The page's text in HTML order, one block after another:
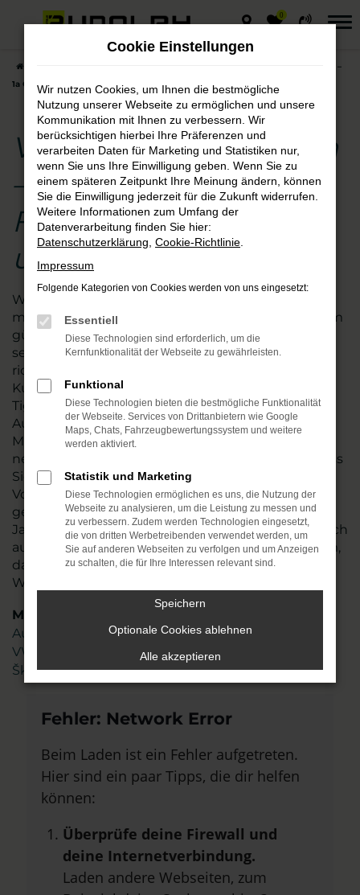
Zum
0
VW Tiguan Neuwagen –
1a Qualität für Fahrten in Weißenfels und Umgebung
VW Tiguan Neuwagen
– 1a Qualität für
Fahrten in Weißenfels
und Umgebung
Wer beim Autokauf auf der sicheren Seite sein
möchte, steigt in einen VW Tiguan Neuwagen zum
günstigen Preis. Wir vom Autohaus Rudolph sind
seit vielen Jahren auf diese Marke spezialisiert und
richten uns ausdrücklich auch an unsere
Kundschaft in Weißenfels. Der Vorteil, den ein VW
Tiguan Neuwagen bietet, liegt in der individuellen
Ausstattung und der freien Auswahl hinsichtlich
Motorisierung, Lackierung und aller Extras. Wir
nennen es „Konfigurieren“ und meinen damit, dass
Sie exakt das Auto erhalten, das Ihren
Vorstellungen entspricht. Dabei beraten wir Sie
gern und bringen das Fachwissen aus mehr als 45
Jahren in der Automobilbranche ein. Freuen Sie sich
auf ein gut geschultes und hoch motiviertes Team,
das genau weiß, worauf es bei der Mobilität in
Weißenfels ankommt
Marken
Audi
VW
Škoda
Fehler: Network Error
Beim Laden ist ein Fehler aufgetreten.
Hier sind ein paar Tipps, die dir helfen
können:
Überprüfe deine Firewall und
deine Internetverbindung.
Laden andere Webseiten, zum
Cookie Einstellungen
Wir nutzen Cookies, um Ihnen die bestmögliche
Nutzung unserer Webseite zu ermöglichen und unsere
Kommunikation mit Ihnen zu verbessern. Wir
berücksichtigen hierbei Ihre Präferenzen und
verarbeiten Daten für Marketing und Statistiken nur,
wenn Sie uns Ihre Einwilligung geben. Wenn Sie zu
einem späteren Zeitpunkt Ihre Meinung ändern, können
Sie die Einwilligung jederzeit für die Zukunft widerrufen.
Weitere Informationen zum Umfang der
Datenverarbeitung finden Sie hier:
Datenschutzerklärung Cookie-Richtlinie
Impressum
Folgende Kategorien von Cookies werden von uns eingesetzt:
Essentiell
Diese Technologien sind erforderlich, um die
Kernfunktionalität der Webseite zu gewährleisten.
Funktional
Diese Technologien bieten die bestmögliche Funktionalität
der Webseite. Services von Drittanbietern wie Google
Maps, Chats, Fahrzeugbewertungssystem und weitere
werden aktiviert.
Statistik und Marketing
Diese Technologien ermöglichen es uns, die Nutzung der
Webseite zu analysieren, um die Leistung zu messen und
zu verbessern. Zudem werden Technologien eingesetzt,
die von dritten Werbetreibenden verwendet werden, um
Sie auf anderen Webseiten zu verfolgen und um Anzeigen
zu schalten, die für Ihre Interessen relevant sind.
Speichern
Optionale Cookies ablehnen
Alle akzeptieren